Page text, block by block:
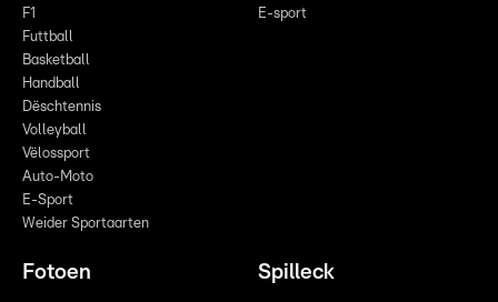
F1
Futtball
Basketball
Handball
Dëschtennis
Volleyball
Vëlossport
Auto-Moto
E-Sport
Weider Sportaarten
E-sport
Fotoen Spilleck